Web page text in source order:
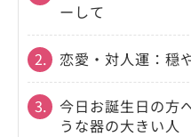
ーして
2. 恋愛・対人運：穏
3.
今日お誕生日の方
うな器の大きい人